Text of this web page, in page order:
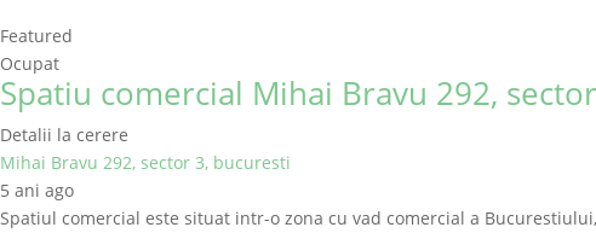
Featured
Ocupat
Spatiu comercial Mihai Bravu 292,
Detalii la cerere
Mihai Bravu 292, sector 3, bucuresti
5 ani ago
Spatiul comercial este situat intr-o zona cu vad comercial a